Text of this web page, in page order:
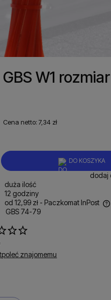
W1
Cena netto: 7,34 zł
DO KOSZYKA
dodaj
duża ilość
12 godziny
od 12,99 zł - Paczkomat InPost
zawiera ewentualnych kosztów
GBS 74-79
poleć znajomemu